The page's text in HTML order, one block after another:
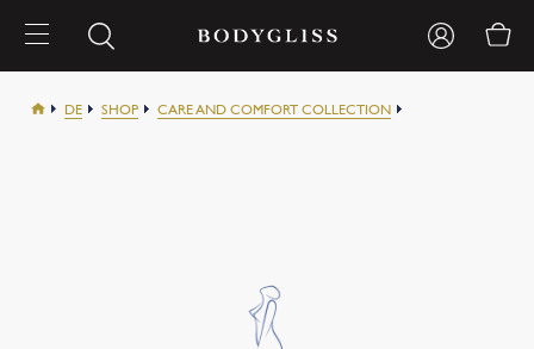
DE SHOP CARE AND COMFORT COLLECTION